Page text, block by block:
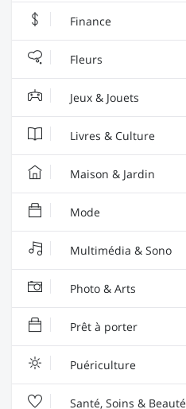
Finance
Fleurs
Jeux & Jouets
Livres & Culture
Maison & Jardin
Mode
Multimédia & Sono
Photo & Arts
Prêt à porter
Puériculture
Santé, Soins & Beauté